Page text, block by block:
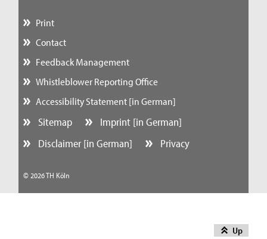
Up
Print
Contact
Feedback Management
Whistleblower Reporting Office
Accessibility Statement [in German]
Sitemap
Imprint [in German]
Disclaimer [in German]
Privacy
© 2026 TH Köln